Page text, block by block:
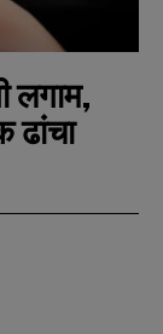
लगाम,
ढांचा